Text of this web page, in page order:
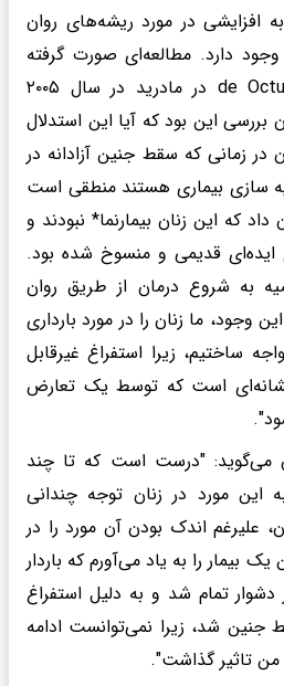
افزایشی در مورد ریشه‌های روان
دارد. مطالعه‌ای صورت گرفته
توسط بیمارستان ۱۲ de Octubre در مادرید در سال ۲۰۰۵
این بود که آیا این استدلال
در زمانی که سقط جنین آزادانه در
سازی بیماری هستند منطقی است
که این زنان بیمارنما* نبودند و
ایده‌ای قدیمی و منسوخ شده بود.
به شروع درمان از طریق روان
وجود، ما زنان را در مورد بارداری
ساختیم، زیرا استفراغ غیرقابل
نشانه‌ای است که توسط یک تعارض
می‌گوید: "درست است که تا چند
مورد در زنان توجه چندانی
علیرغم اندک بودن آن مورد را در
بیمار را به یاد می‌آورم که باردار
تمام شد و به دلیل استفراغ
جنین شد، زیرا نمی‌توانست ادامه
تاثیر گذاشت".